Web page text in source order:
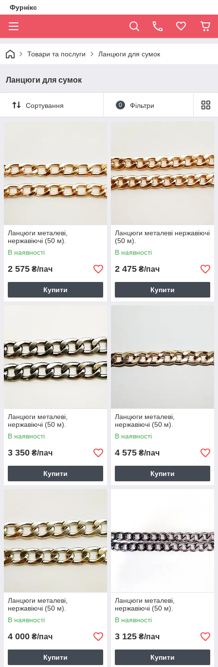
Фурнікс
Товари та послуги Ланцюги для сумок
Ланцюги для сумок
Сортування 0 Фільтри
Ланцюги металеві,
нержавіючі (50 м).
В наявності
2 575 ₴/пач
Купити
Ланцюги металеві нержавіючі
(50 м).
В наявності
2 475 ₴/пач
Купити
Ланцюги металеві,
нержавіючі (50 м).
В наявності
3 350 ₴/пач
Купити
Ланцюги металеві,
нержавіючі (50 м).
В наявності
4 575 ₴/пач
Купити
Ланцюги металеві,
нержавіючі (50 м).
В наявності
4 000 ₴/пач
Купити
Ланцюги металеві,
нержавіючі (50 м).
В наявності
3 125 ₴/пач
Купити